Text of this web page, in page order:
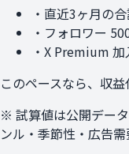
・直近3ヶ月の
・フォロワー
・X Premium 加
このペースなら、収
※ 試算値は公開デー
ンル・季節性・広告